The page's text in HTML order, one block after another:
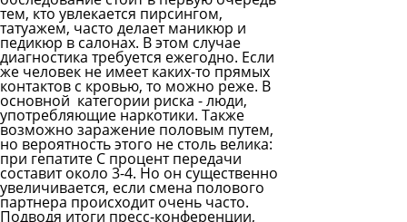
тем, кто увлекается пирсингом,
татуажем, часто делает маникюр и
педикюр в салонах. В этом случае
диагностика требуется ежегодно. Если
же человек не имеет каких-то прямых
контактов с кровью, то можно реже. В
основной категории риска - люди,
употребляющие наркотики. Также
возможно заражение половым путем,
но вероятность этого не столь велика:
при гепатите С процент передачи
составит около 3-4. Но он существенно
увеличивается, если смена полового
партнера происходит очень часто.
Подводя итоги пресс-конференции,